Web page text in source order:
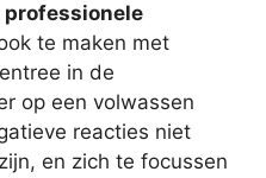
professionele
te maken met
in de
op een volwassen
reacties niet
en zich te focussen